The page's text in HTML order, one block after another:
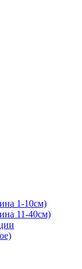
1-10см)
11-40см)